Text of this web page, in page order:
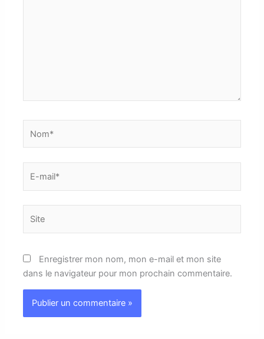
mail*
Enregistrer mon nom, mon e-mail et mon site
dans le navigateur pour mon prochain commentaire.